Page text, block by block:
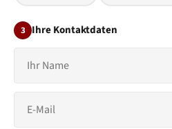
3 Ihre Kontaktdaten